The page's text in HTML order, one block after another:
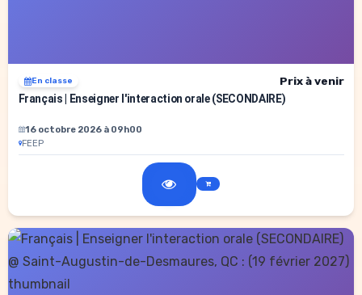
En classe
Prix à venir
Français | Enseigner l'interaction orale (SECONDAIRE)
16 octobre 2026 à 09h00
FEEP